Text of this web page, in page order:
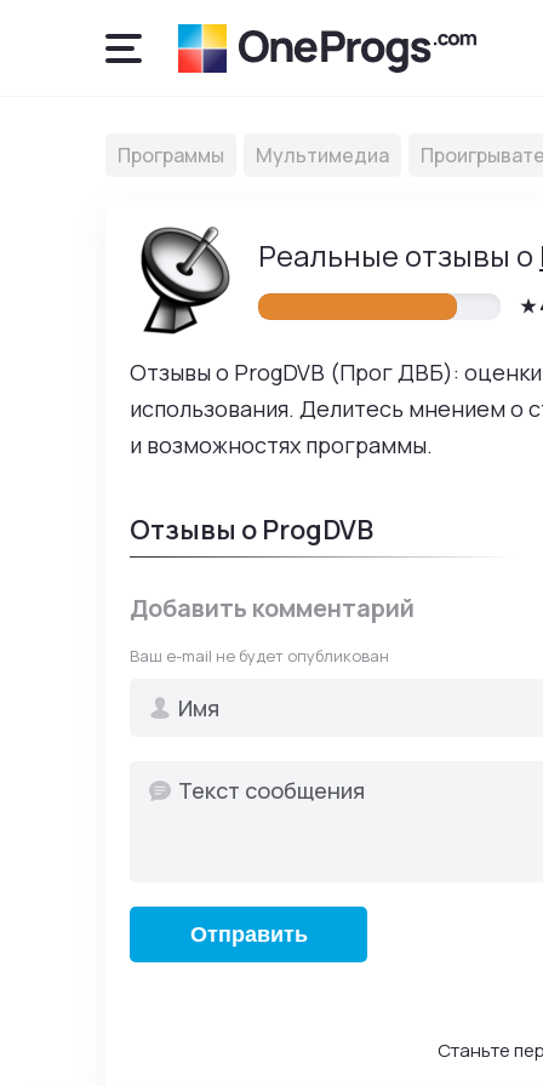
Программы Мультимедиа
Реальные отзывы о
Отзывы о ProgDVB (Прог ДВБ):
использования. Делитесь мнением о
и возможностях программы.
Отзывы о ProgDVB
Добавить комментарий
Ваш e-mail не будет опубликован
Отправить
Станьте
Уважаемые
Комментарии на
использования.
Комментарий
программы.
Пишите понятно
может быть
Комментарии
ошибкам или
Не
Политические
Администрация